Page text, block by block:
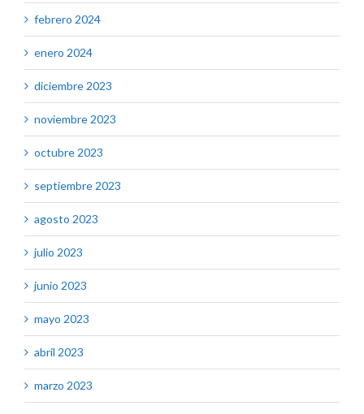
febrero 2024
enero 2024
diciembre 2023
noviembre 2023
octubre 2023
septiembre 2023
agosto 2023
julio 2023
junio 2023
mayo 2023
abril 2023
marzo 2023